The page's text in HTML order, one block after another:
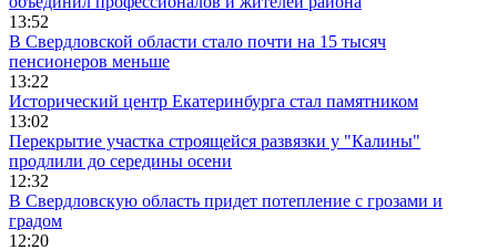
13:52
В Свердловской области стало почти на 15 тысяч
пенсионеров меньше
13:22
Исторический центр Екатеринбурга стал памятником
13:02
Перекрытие участка строящейся развязки у "Калины"
продлили до середины осени
12:32
В Свердловскую область придет потепление с грозами и
градом
12:20